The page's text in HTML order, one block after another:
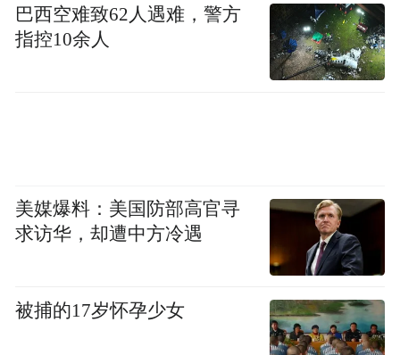
巴西空难致62人遇难，警方
指控10余人
美媒爆料：美国防部高官寻
求访华，却遭中方冷遇
被捕的17岁怀孕少女